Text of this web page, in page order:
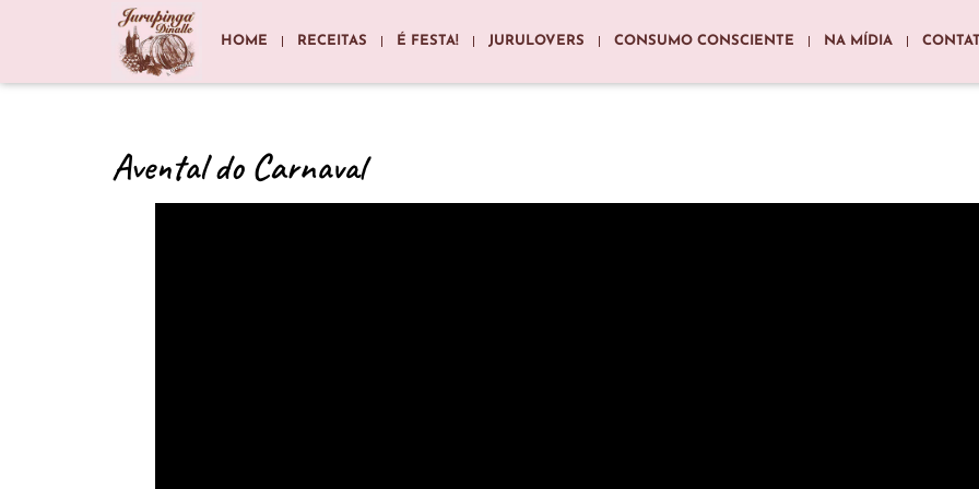
HOME RECEITAS É FESTA! JURULOVERS CONSUMO CONSCIENTE NA MÍDIA
Avental do Carnaval